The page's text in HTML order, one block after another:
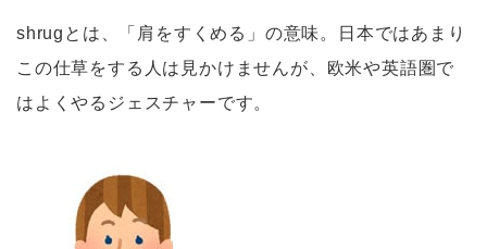
shrugとは、「肩をすくめる」の意味。日本ではあまり
この仕草をする人は見かけませんが、欧米や英語圏で
はよくやるジェスチャーです。